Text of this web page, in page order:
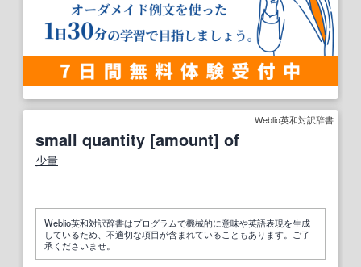
Weblio英和対訳辞書
small quantity [amount] of
少量
Weblio英和対訳辞書はプログラムで機械的に意味や英語表現を生成
しているため、不適切な項目が含まれていることもあります。ご了
承くださいませ。